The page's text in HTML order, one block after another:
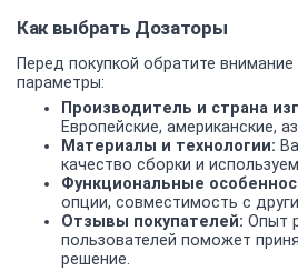
Как выбрать Дозаторы
Перед покупкой обратите
параметры:
Производитель и страна
Европейские, американские,
Материалы и технологии:
качество сборки и
Функциональные
опции, совместимость с
Отзывы покупателей: Опыт
пользователей поможет
решение.